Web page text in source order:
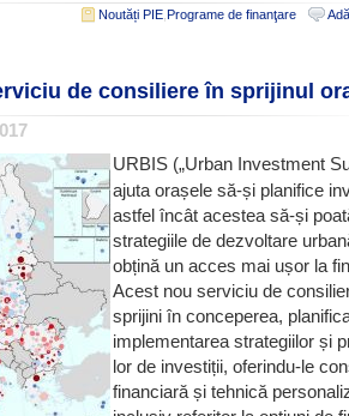
Noutăți PIE ,Programe de finanţare
de consiliere în sprijinul
URBIS („Urban Investment
ajuta orașele să-și planifice
astfel încât acestea să-și
strategiile de dezvoltare
obțină un acces mai ușor la
Acest nou serviciu de
sprijini în conceperea,
implementarea strategiilor și
lor de investiții, oferindu-le
financiară și tehnică